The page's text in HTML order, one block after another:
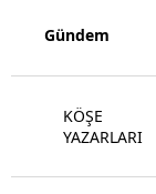
Gündem
KÖŞE
YAZARLARI